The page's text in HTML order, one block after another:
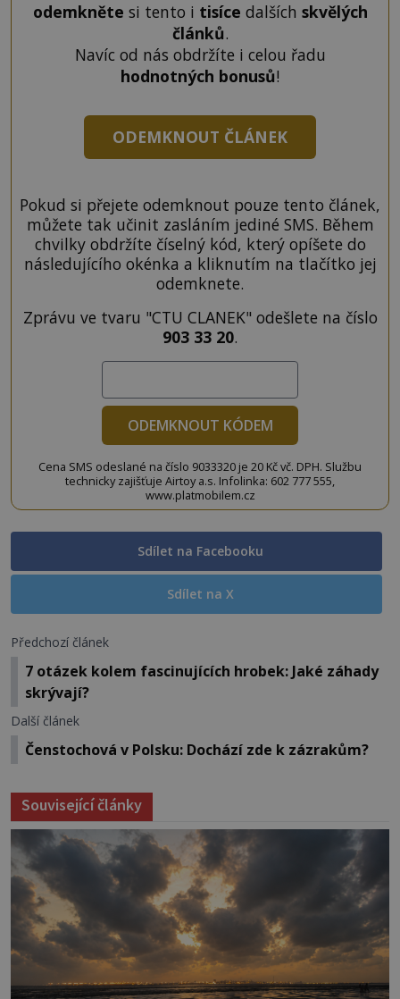
odemkněte si tento i tisíce dalších skvělých
článků.
Navíc od nás obdržíte i celou řadu
hodnotných bonusů!
ODEMKNOUT ČLÁNEK
Pokud si přejete odemknout pouze tento článek,
můžete tak učinit zasláním jediné SMS. Během
chvilky obdržíte číselný kód, který opíšete do
následujícího okénka a kliknutím na tlačítko jej
odemknete.
Zprávu ve tvaru "CTU CLANEK" odešlete na číslo
903 33 20.
ODEMKNOUT KÓDEM
Cena SMS odeslané na číslo 9033320 je 20 Kč vč. DPH. Službu
technicky zajišťuje Airtoy a.s. Infolinka: 602 777 555,
www.platmobilem.cz
Sdílet na Facebooku
Sdílet na X
Předchozí článek
7 otázek kolem fascinujících hrobek: Jaké záhady
skrývají?
Další článek
Čenstochová v Polsku: Dochází zde k zázrakům?
Související články